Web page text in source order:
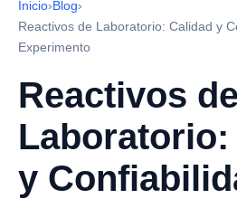
Inicio›Blog›
Reactivos de Laboratorio: Calidad y
Experimento
Reactivos de
Laboratorio:
y